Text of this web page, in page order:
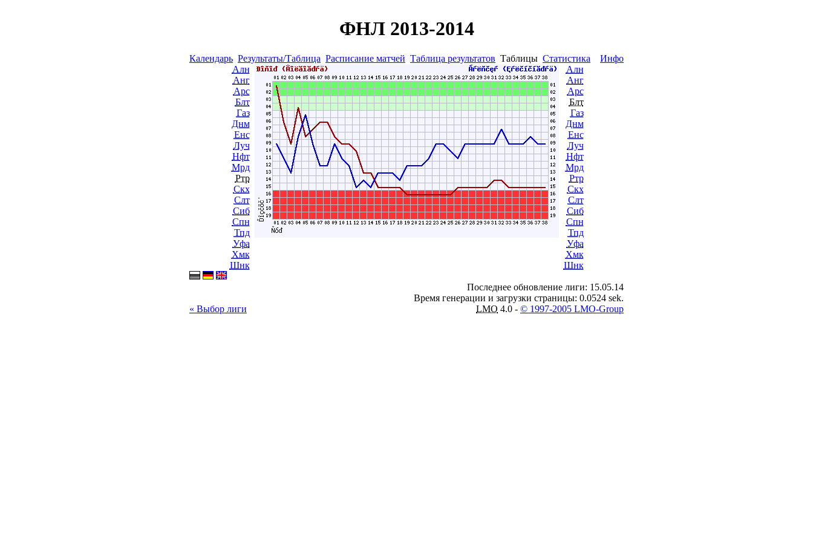
ФНЛ 2013-2014
Календарь Результаты/Таблица Расписание матчей Таблица результатов Таблицы Статистика
Инфо
Алн
Анг
Арс
Блт
Газ
Днм
Енс
Луч
Нфт
Мрд
Ртр
Скх
Слт
Сиб
Спн
Тпд
Уфа
Хмк
Шнк
Алн
Анг
Арс
Блт
Газ
Днм
Енс
Луч
Нфт
Мрд
Ртр
Скх
Слт
Сиб
Спн
Тпд
Уфа
Хмк
Шнк
« Выбор лиги
Последнее обновление лиги: 15.05.14
Время генерации и загрузки страницы: 0.0524 sek.
LMO 4.0 - © 1997-2005 LMO-Group